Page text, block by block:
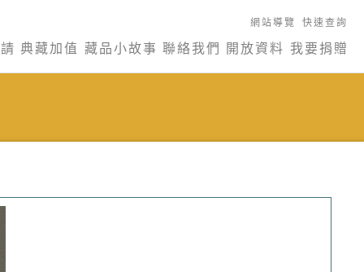
網站導覽 快速查詢
典藏加值 藏品小故事 聯絡我們 開放資料 我要捐贈